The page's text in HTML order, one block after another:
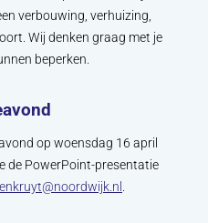
verbouwing, verhuizing,
Wij denken graag met je
beperken.
op woensdag 16 april
de PowerPoint-presentatie